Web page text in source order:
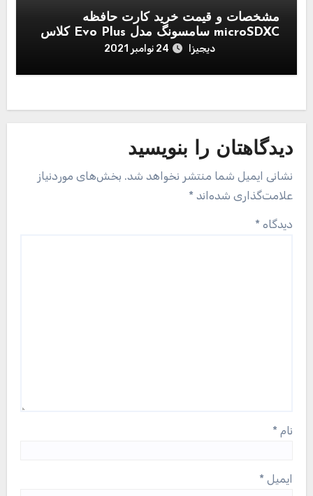
مشخصات و قیمت خرید کارت حافظه
microSDXC سامسونگ مدل Evo Plus کلاس
دیجیزا 24 نوامبر 2021
دیدگاهتان را بنویسید
نشانی ایمیل شما منتشر نخواهد شد. بخش‌های موردنیاز
علامت‌گذاری شده‌اند *
دیدگاه *
نام *
ایمیل *